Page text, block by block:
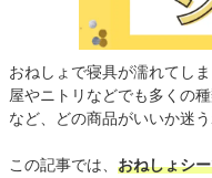
おねしょで寝具が濡れてし
屋やニトリなどでも多くの
など、どの商品がいいか迷
この記事では、 おねしょシ